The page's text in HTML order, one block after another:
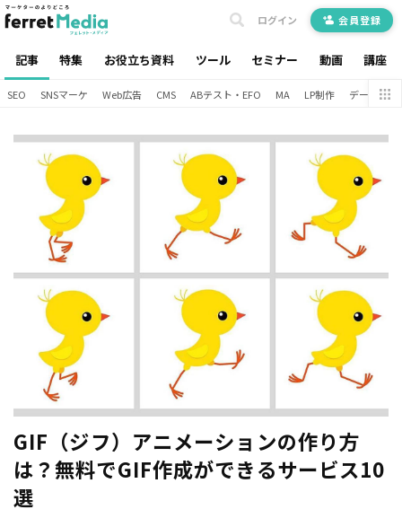
記事 特集 お役立ち資料 ツール セミナー 動画 講座
ログイン 会員登録
SEO SNSマーケ Web広告 CMS ABテスト・EFO MA LP制作 データ分析
GIF（ジフ）アニメーションの作り方
は？無料でGIF作成ができるサービス10
選